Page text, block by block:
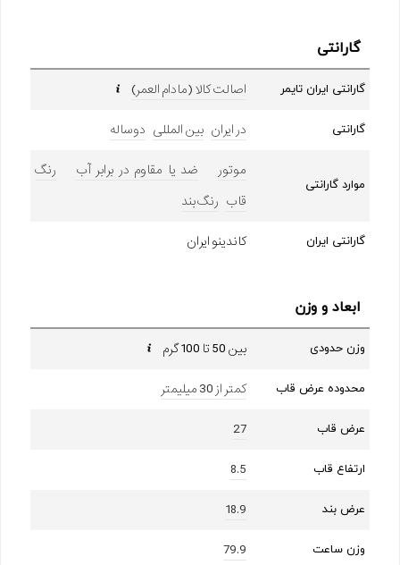
گارانتی
گارانتی ایران تایمر اصالت کالا (مادام العمر)
گارانتی در ایران بین المللی دوساله
موارد گارانتی
موتور ضد یا مقاوم در برابر آب
رنگ
قاب رنگ بند
گارانتی ایران کاندینو ایران
ابعاد و وزن
وزن حدودی بین 50 تا 100 گرم
محدوده عرض قاب کمتر از 30 میلیمتر
عرض قاب 27
ارتفاع قاب 8.5
عرض بند 18.9
وزن ساعت 79.9